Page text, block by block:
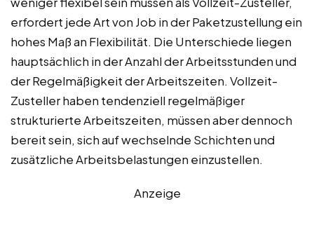
erfordert jede Art von Job in der Paketzustellung ein
hohes Maß an Flexibilität. Die Unterschiede liegen
hauptsächlich in der Anzahl der Arbeitsstunden und
der Regelmäßigkeit der Arbeitszeiten. Vollzeit-
Zusteller haben tendenziell regelmäßiger
strukturierte Arbeitszeiten, müssen aber dennoch
bereit sein, sich auf wechselnde Schichten und
zusätzliche Arbeitsbelastungen einzustellen.
Anzeige